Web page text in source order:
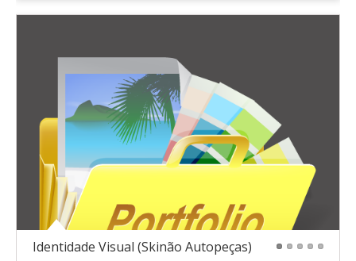
Identidade Visual (Skinão Autopeças)